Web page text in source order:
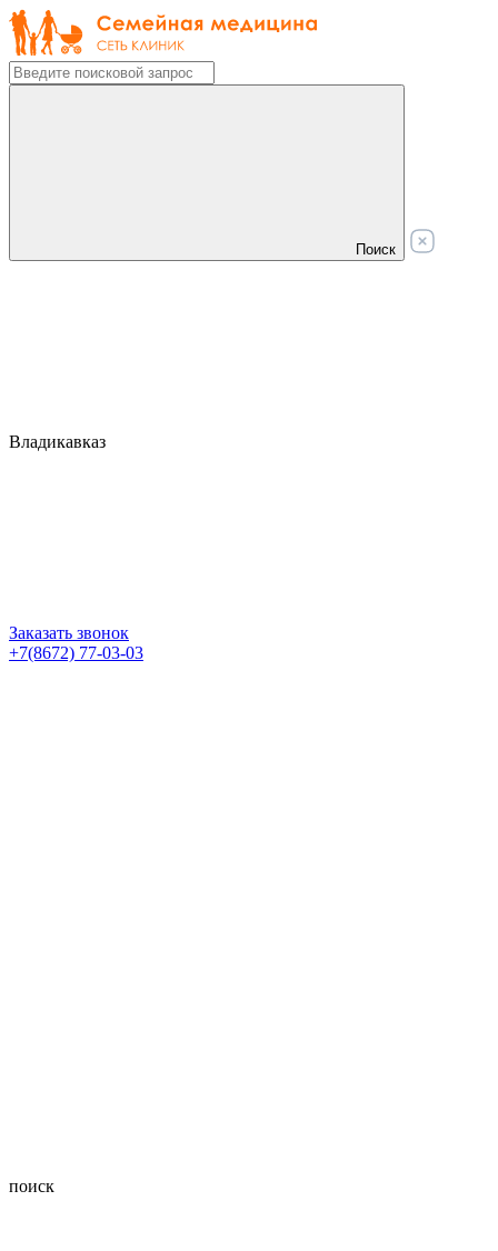
Поиск
Владикавказ
Заказать звонок
+7(8672) 77-03-03
поиск